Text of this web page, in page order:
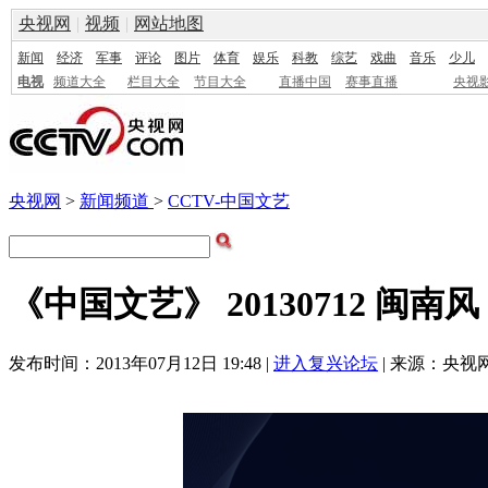
央视网 | 视频 | 网站地图
新闻 经济 军事 评论 图片 体育 娱乐 科教 综艺 戏曲 音乐
少儿
电视
频道大全 栏目大全 节目大全 直播中国 赛事直播 央视
央视网 > 新闻频道 > CCTV-中国文艺
《中国文艺》 20130712 闽南
发布时间：2013年07月12日 19:48 | 进入复兴论坛 | 来源：央视